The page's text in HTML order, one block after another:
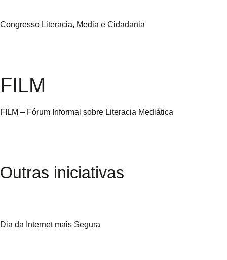
Congresso Literacia, Media e Cidadania
FILM
FILM – Fórum Informal sobre Literacia Mediática
Outras iniciativas
Dia da Internet mais Segura